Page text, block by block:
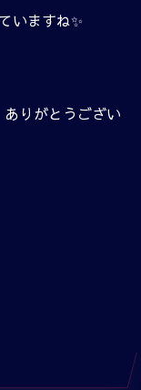
いますね✨
りがとうござい